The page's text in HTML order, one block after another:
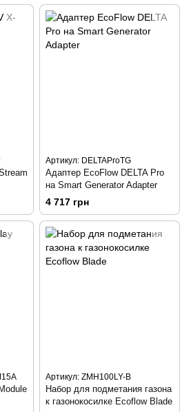
Артикул: DELTAProTG
Адаптер EcoFlow DELTA Pro
на Smart Generator Adapter
4 717 грн
Артикул: ZMH100LY-B
Набор для подметания газона
к газонокосилке Ecoflow Blade